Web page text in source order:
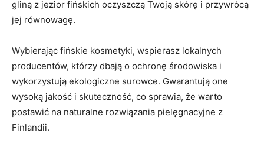
gliną z jezior fińskich oczyszczą Twoją skórę‍ i przywrócą‍
jej równowagę.
Wybierając fińskie ‍kosmetyki, wspierasz⁣ lokalnych
producentów, którzy dbają ‌o ochronę‌ środowiska i
wykorzystują ‌ekologiczne⁢ surowce. ‌Gwarantują ⁢one
⁣wysoką jakość i skuteczność, ⁤co sprawia, że warto
postawić na naturalne‌ rozwiązania pielęgnacyjne z
Finlandii.